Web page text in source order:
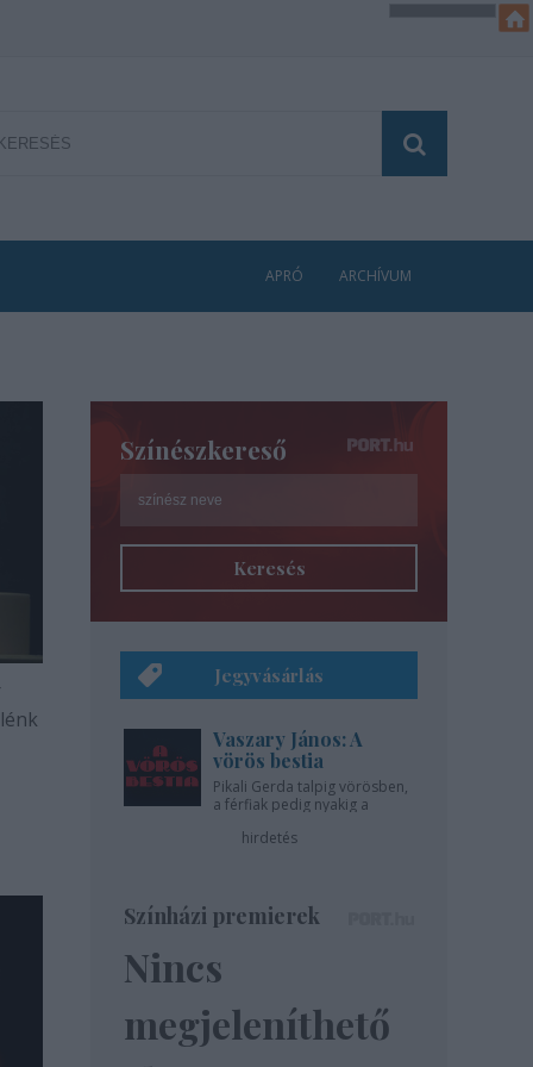
APRÓ ARCHÍVUM
Színészkereső
Keresés
Jegyvásárlás
Vaszary János: A
vörös bestia
Pikali Gerda talpig vörösben,
a férfiak pedig nyakig a
hirdetés
Színházi premierek
Nincs
megjeleníthető